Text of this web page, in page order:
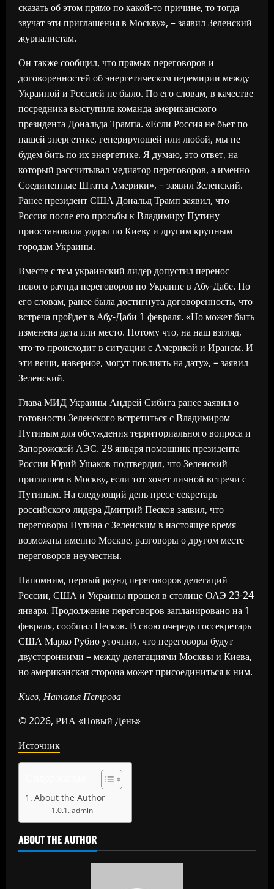
сказать об этом прямо по какой-то причине, то тогда
звучат эти приглашения в Москву», – заявил Зеленский
журналистам.
Он также сообщил, что прямых переговоров и
договоренностей об энергетическом перемирии между
Украиной и Россией не было. По его словам, в качестве
посредника выступила команда американского
президента Дональда Трампа. «Если Россия не бьет по
нашей энергетике, генерирующей или любой, мы не
будем бить по их энергетике. Я думаю, это ответ, на
который рассчитывал медиатор переговоров, а именно
Соединенные Штаты Америки», – заявил Зеленский.
Ранее президент США Дональд Трамп заявил, что
Россия после его просьбы к Владимиру Путину
приостановила удары по Киеву и другим крупным
городам Украины.
Вместе с тем украинский лидер допустил перенос
нового раунда переговоров по Украине в Абу-Дабе. По
его словам, ранее была достигнута договоренность, что
встреча пройдет в Абу-Даби 1 февраля. «Но может быть
изменена дата или место. Потому что, на наш взгляд,
что-то происходит в ситуации с Америкой и Ираном. И
эти вещи, наверное, могут повлиять на дату», – заявил
Зеленский.
Глава МИД Украины Андрей Сибига ранее заявил о
готовности Зеленского встретиться с Владимиром
Путиным для обсуждения территориального вопроса и
Запорожской АЭС. 28 января помощник президента
России Юрий Ушаков подтвердил, что Зеленский
приглашен в Москву, если тот хочет личной встречи с
Путиным. На следующий день пресс-секретарь
российского лидера Дмитрий Песков заявил, что
переговоры Путина с Зеленским в настоящее время
возможны именно Москве, разговоры о другом месте
переговоров неуместны.
Напомним, первый раунд переговоров делегаций
России, США и Украины прошел в столице ОАЭ 23-24
января. Продолжение переговоров запланировано на 1
февраля, сообщал Песков. В свою очередь госсекретарь
США Марко Рубио уточнил, что переговоры будут
двусторонними – между делегациями Москвы и Киева,
но американская сторона может присоединиться к ним.
Киев, Наталья Петрова
© 2026, РИА «Новый День»
Источник
About the Author
admin
ABOUT THE AUTHOR